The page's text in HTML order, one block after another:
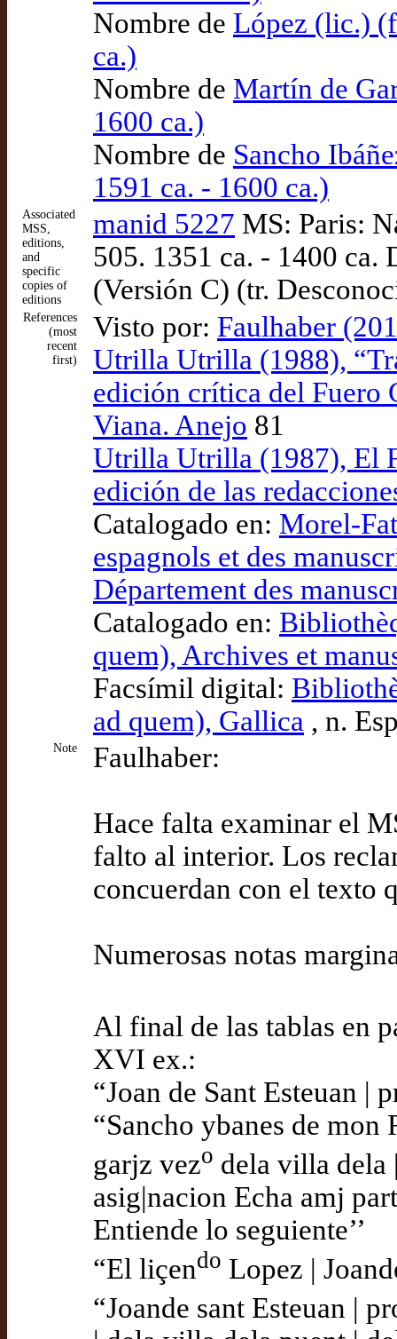
Nombre de López (lic.)
ca.)
Nombre de Martín de
1600 ca.)
Nombre de Sancho
1591 ca. - 1600 ca.)
Associated
MSS,
editions,
and
specific
copies of
editions
manid 5227 MS: Paris:
505. 1351 ca. - 1400 ca.
(Versión C) (tr.
References
(most
recent
first)
Visto por: Faulhaber
Utrilla Utrilla (1988),
edición crítica del Fuero
Viana. Anejo 81
Utrilla Utrilla (1987), El
edición de las
Catalogado en: Morel-
espagnols et des
Département des
Catalogado en:
quem), Archives et
Facsímil digital:
ad quem), Gallica , n.
Note Faulhaber:
Hace falta examinar el
falto al interior. Los
concuerdan con el texto
Numerosas notas
Al final de las tablas en
XVI ex.:
“Joan de Sant Esteuan |
“Sancho ybanes de
garjz vezo dela villa dela
asig|nacion Echa amj
Entiende lo seguiente’’
“El liçendo Lopez |
“Joande sant Esteuan |